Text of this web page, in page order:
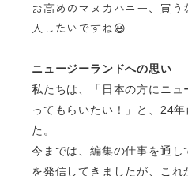
お高めのマヌカハニー、買
入したいですね😃
ニュージーランドへの思い
私たちは、「日本の方にニュ
ってもらいたい！」と、 24年
た。
今までは、編集の仕事を通し
を発信してきましたが、こ